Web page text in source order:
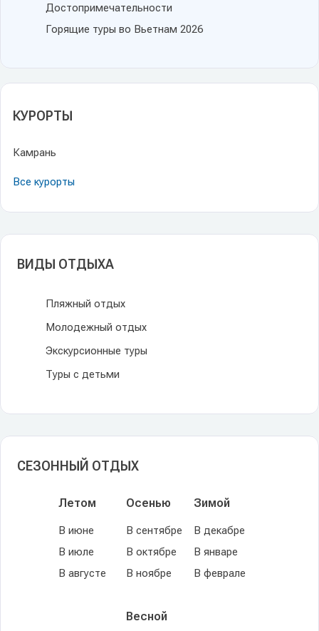
Достопримечательности
Горящие туры во Вьетнам 2026
КУРОРТЫ
Камрань
Все курорты
ВИДЫ ОТДЫХА
Пляжный отдых
Молодежный отдых
Экскурсионные туры
Туры с детьми
СЕЗОННЫЙ ОТДЫХ
Летом
В июне
В июле
В августе
Осенью
В сентябре
В октябре
В ноябре
Зимой
В декабре
В январе
В феврале
Весной